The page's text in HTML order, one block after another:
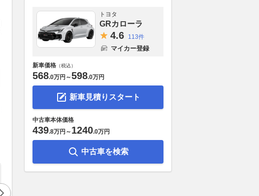
トヨタ
GRカローラ
4.6 113件
マイカー登録
新車価格 （税込）
568.0万円 ～598.0万円
新車見積りスタート
中古車本体価格
439.8万円 ～ 1240.0万円
中古車を検索